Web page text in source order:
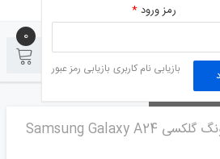
رمز ورود*
بازیابی نام کاربری بازیابی رمز عبور
فروشگاه
0
برد شاٰرژ سامسونگ گلکسی Samsung Galaxy A24